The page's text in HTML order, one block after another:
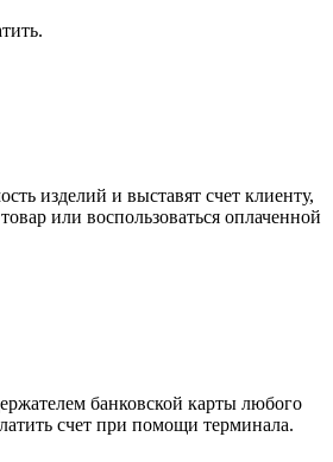
изделий и выставят счет клиенту,
или воспользоваться оплаченной
банковской карты любого
счет при помощи терминала.